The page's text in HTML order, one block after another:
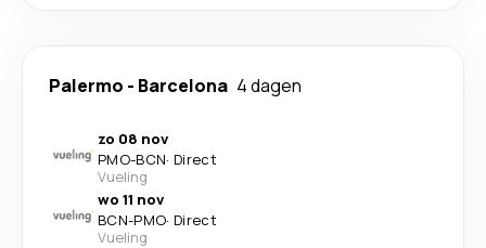
Palermo - Barcelona 4 dagen
zo 08 nov
PMO-BCN· Direct
Vueling
wo 11 nov
BCN-PMO· Direct
Vueling